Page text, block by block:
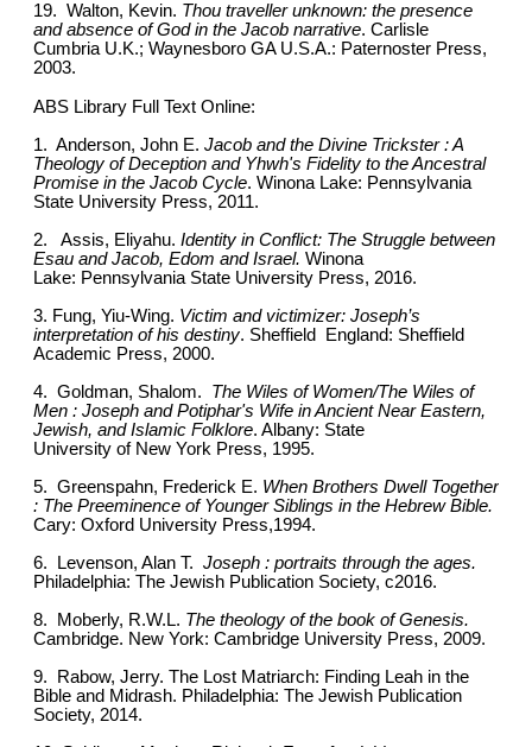
19. Walton, Kevin. Thou traveller unknown: the presence
and absence of God in the Jacob narrative. Carlisle
Cumbria U.K.; Waynesboro GA U.S.A.: Paternoster Press,
2003.
ABS Library Full Text Online:
1. Anderson, John E. Jacob and the Divine Trickster : A
Theology of Deception and Yhwh's Fidelity to the Ancestral
Promise in the Jacob Cycle. Winona Lake: Pennsylvania
State University Press, 2011.
2. Assis, Eliyahu. Identity in Conflict: The Struggle between
Esau and Jacob, Edom and Israel. Winona
Lake: Pennsylvania State University Press, 2016.
3. Fung, Yiu-Wing. Victim and victimizer: Joseph’s
interpretation of his destiny. Sheffield England: Sheffield
Academic Press, 2000.
4. Goldman, Shalom. The Wiles of Women/The Wiles of
Men : Joseph and Potiphar's Wife in Ancient Near Eastern,
Jewish, and Islamic Folklore. Albany: State
University of New York Press, 1995.
5. Greenspahn, Frederick E. When Brothers Dwell Together
: The Preeminence of Younger Siblings in the Hebrew Bible.
Cary: Oxford University Press,1994.
6. Levenson, Alan T. Joseph : portraits through the ages.
Philadelphia: The Jewish Publication Society, c2016.
8. Moberly, R.W.L. The theology of the book of Genesis.
Cambridge. New York: Cambridge University Press, 2009.
9. Rabow, Jerry. The Lost Matriarch: Finding Leah in the
Bible and Midrash. Philadelphia: The Jewish Publication
Society, 2014.